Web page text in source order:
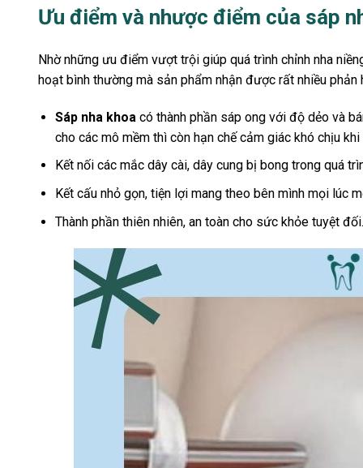
Ưu điểm và nhược điểm của sáp
Nhờ những ưu điểm vượt trội giúp quá trình chỉnh nha
hoạt bình thường mà sản phẩm nhận được rất nhiều phản
Sáp nha khoa có thành phần sáp ong với độ dẻo và
cho các mô mềm thì còn hạn chế cảm giác khó chịu
Kết nối các mắc dây cài, dây cung bị bong trong quá
Kết cấu nhỏ gọn, tiện lợi mang theo bên mình mọi lúc
Thành phần thiên nhiên, an toàn cho sức khỏe tuyệt đối.